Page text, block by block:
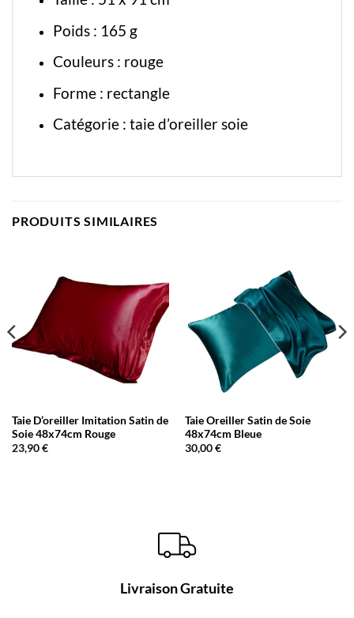
Poids : 165 g
Couleurs : rouge
Forme : rectangle
Catégorie : taie d’oreiller soie
PRODUITS SIMILAIRES
Taie D’oreiller Imitation Satin de
Soie 48x74cm Rouge
23,90€
Taie Oreiller Satin de Soie
48x74cm Bleue
30,00€
Livraison Gratuite